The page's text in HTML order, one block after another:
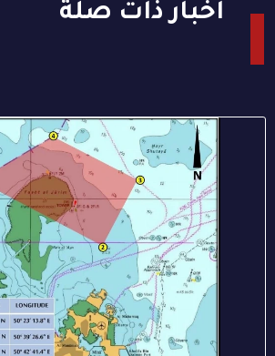
أخبار ذات صلة